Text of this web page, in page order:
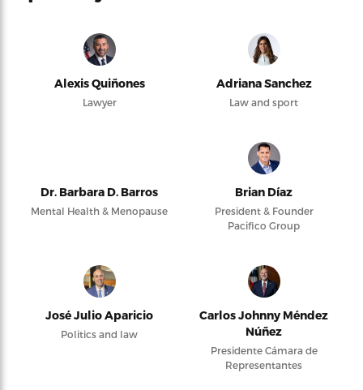
Alexis Quiñones
Lawyer
Adriana Sanchez
Law and sport
Dr. Barbara D. Barros
Mental Health & Menopause
Brian Díaz
President & Founder
Pacifico Group
José Julio Aparicio
Politics and law
Carlos Johnny Méndez
Núñez
Presidente Cámara de
Representantes